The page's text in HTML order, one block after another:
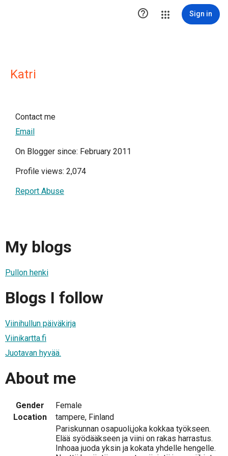
 Sign in
Katri
Contact me
Email
On Blogger since: February 2011
Profile views: 2,074
Report Abuse
My blogs
Pullon henki
Blogs I follow
Viinihullun päiväkirja
Viinikartta.fi
Juotavan hyvää.
About me
Gender
Female
Location
tampere, Finland
Pariskunnan osapuoli,joka kokkaa työkseen.
Elää syödääkseen ja viini on rakas harrastus.
Inhoaa juoda yksin ja kokata yhdelle hengelle.